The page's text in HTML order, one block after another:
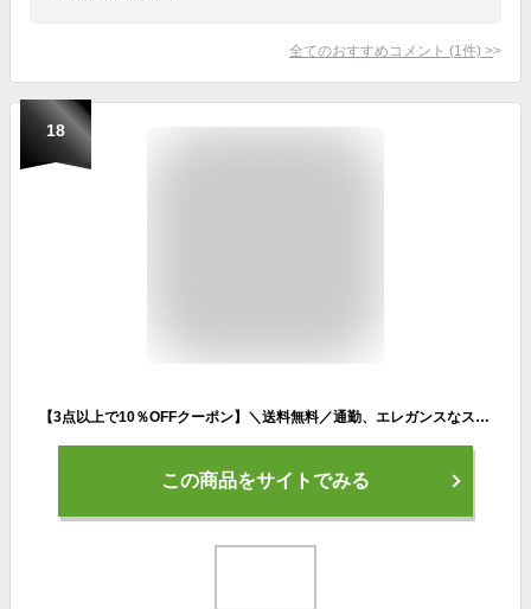
全てのおすすめコメント (1 件) >
18
【3点以上で10％OFFクーポン】＼送料無料／通勤、エレガンスなスタイルにマッチするカフス部にベルト装飾が付いたスマホ対応手袋！ジャージー あったか＜手袋 通勤用 レディース 防寒 レディース 手袋 自転車 防寒 防風 おしゃれ かわいい 手袋 ladies 暖かい
この商品をサイトでみる